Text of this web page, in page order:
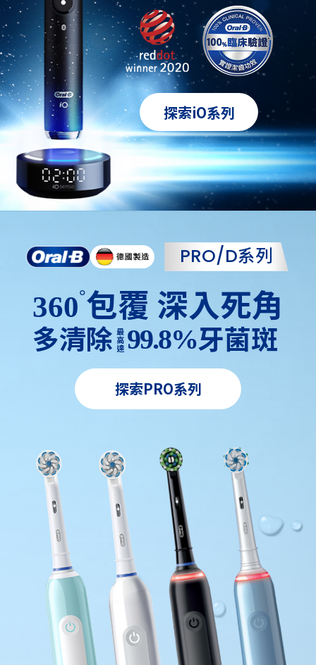
探索iO系列
PRO/D系列
360°包覆 深入死角
多清除 最
高
達 99.8%牙菌斑
探索PRO系列